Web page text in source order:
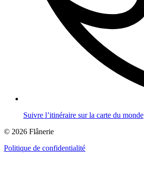
Suivre l’itinéraire sur la carte du monde
© 2026 Flânerie
Politique de confidentialité